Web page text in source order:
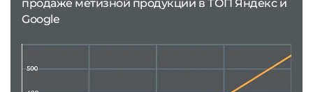
продаже метизной продукции в ТОП Яндекс и
Google